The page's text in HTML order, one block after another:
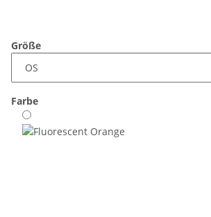
Größe
Farbe